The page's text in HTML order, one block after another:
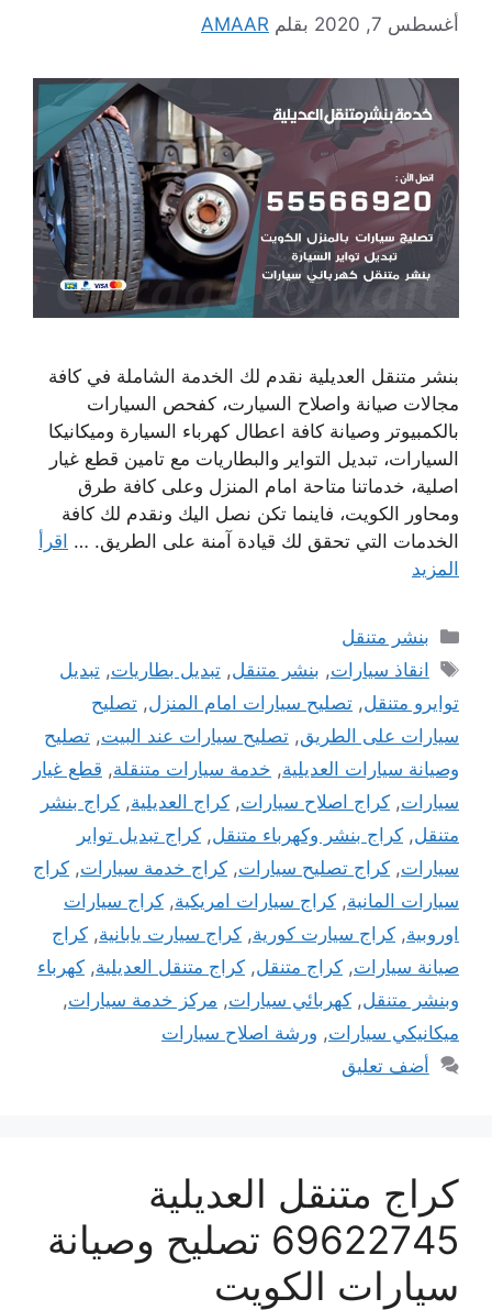
أغسطس 7, 2020 بقلم AMAAR
بنشر متنقل العديلية نقدم لك الخدمة الشاملة في كافة
مجالات صيانة واصلاح السيارت، كفحص السيارات
بالكمبيوتر وصيانة كافة اعطال كهرباء السيارة وميكانيكا
السيارات، تبديل التواير والبطاريات مع تامين قطع غيار
اصلية، خدماتنا متاحة امام المنزل وعلى كافة طرق
ومحاور الكويت، فاينما تكن نصل اليك ونقدم لك كافة
الخدمات التي تحقق لك قيادة آمنة على الطريق. … اقرأ
المزيد
التصنيفات
بنشر متنقل
الوسوم
انقاذ سيارات, بنشر متنقل,تبديل بطاريات,تبديل
توايرو متنقل, تصليح سيارات امام المنزل, تصليح
سيارات على الطريق, تصليح سيارات عند البيت, تصليح
وصيانة سيارات العديلية, خدمة سيارات متنقلة, قطع غيار
سيارات, كراج اصلاح سيارات, كراج العديلية, كراج بنشر
متنقل, كراج بنشر وكهرباء متنقل, كراج تبديل تواير
سيارات, كراج تصليح سيارات, كراج خدمة سيارات, كراج
سيارات المانية, كراج سيارات امريكية, كراج سيارات
اوروبية, كراج سيارت كورية, كراج سيارت يابانية, كراج
صيانة سيارات, كراج متنقل, كراج متنقل العديلية, كهرباء
وبنشر متنقل, كهربائي سيارات, مركز خدمة سيارات,
ميكانيكي سيارات, ورشة اصلاح سيارات
أضف تعليق
كراج متنقل العديلية
69622745 تصليح وصيانة
سيارات الكويت